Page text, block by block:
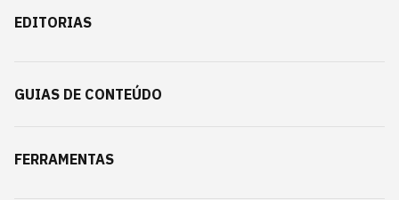
EDITORIAS
GUIAS DE CONTEÚDO
FERRAMENTAS